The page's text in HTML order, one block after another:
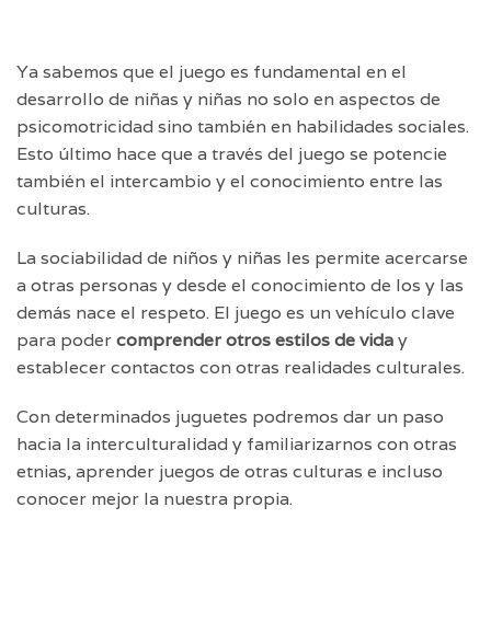
Ya sabemos que el juego es fundamental en el
desarrollo de niñas y niñas no solo en aspectos de
psicomotricidad sino también en habilidades sociales.
Esto último hace que a través del juego se potencie
también el intercambio y el conocimiento entre las
culturas.
La sociabilidad de niños y niñas les permite acercarse
a otras personas y desde el conocimiento de los y las
demás nace el respeto. El juego es un vehículo clave
para podercomprender otros estilos de viday
establecer contactos con otras realidades culturales.
Con determinados juguetes podremos dar un paso
hacia la interculturalidad y familiarizarnos con otras
etnias, aprender juegos de otras culturas e incluso
conocer mejor la nuestra propia.